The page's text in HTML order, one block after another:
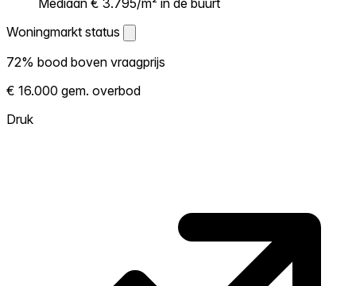
Woningmarkt status
Woningmarkt status
Laat zien hoe competitief de markt hier is.
Hoe meer woningen boven vraagprijs
verkopen, hoe heter. Heet? Verwacht
72% bood boven vraagprijs
€ 16.000 gem. overbod
Druk